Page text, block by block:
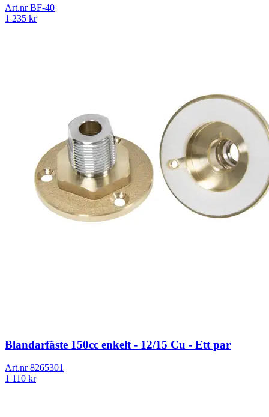
Art.nrBF-40
1 235 kr
Blandarfäste 150cc enkelt - 12/15 Cu - Ett par
Art.nr8265301
1 110 kr